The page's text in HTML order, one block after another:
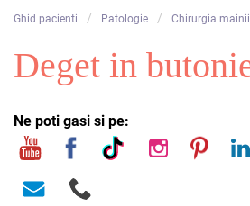
Ghid pacienti / Patologie / Chirurgia mainii
Deget in
Ne poti gasi si pe: